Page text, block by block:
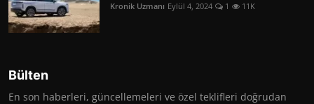
Kronik Uzmanı Eylül 4, 2024 1 11K
Bülten
En son haberleri, güncellemeleri ve özel teklifleri doğrudan